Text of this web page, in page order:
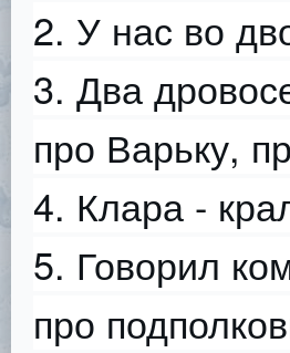
2. У нас во
3. Два
про Варьку,
4. Клара -
5. Говорил
про